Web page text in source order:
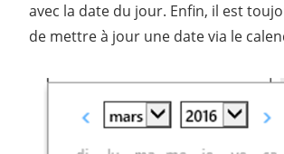
avec la date du jour. Enfin, il est
de mettre à jour une date via le